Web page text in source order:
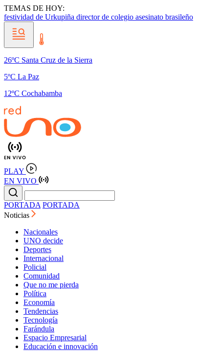
TEMAS DE HOY:
festividad de Urkupiña director de colegio asesinato brasileño
26ºC Santa Cruz de la Sierra
5ºC La Paz
12ºC Cochabamba
PLAY
EN VIVO
PORTADA PORTADA
Noticias
Nacionales
UNO decide
Deportes
Internacional
Policial
Comunidad
Que no me pierda
Política
Economía
Tendencias
Tecnología
Farándula
Espacio Empresarial
Educación e innovación